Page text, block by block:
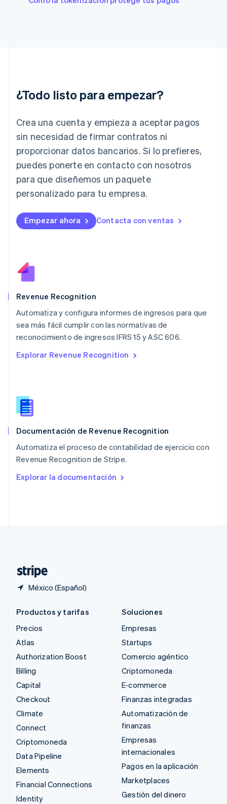
¿Todo listo para empezar?
Crea una cuenta y empieza a aceptar pagos
sin necesidad de firmar contratos ni
proporcionar datos bancarios. Si lo prefieres,
puedes ponerte en contacto con nosotros
para que diseñemos un paquete
personalizado para tu empresa.
Empezar ahora Contacta con ventas
Revenue Recognition
Automatiza y configura informes de ingresos para que
sea más fácil cumplir con las normativas de
reconocimiento de ingresos IFRS 15 y ASC 606.
Explorar Revenue Recognition
Documentación de Revenue Recognition
Automatiza el proceso de contabilidad de ejercicio con
Revenue Recognition de Stripe.
Explorar la documentación
México (Español)
Irlanda
Italia
English
Japón
日本語English
Letonia
Liechtenstein
DeutschEnglish
English
Luxemburgo
Malta
México
EspañolEnglish
English
Nueva Zelandia
English
NederlandsEnglish
Português
RAE de Hong Kong, China
Reino Unido
República Checa
English
English
Productos y tarifas
Precios
Atlas
Authorization Boost
Billing
Capital
Checkout
Climate
Connect
Criptomoneda
Data Pipeline
Elements
Financial Connections
Identity
Soluciones
Empresas
Startups
Comercio agéntico
Criptomoneda
E-commerce
Finanzas integradas
Automatización de
finanzas
Empresas
internacionales
Pagos en la aplicación
Marketplaces
Gestión del dinero